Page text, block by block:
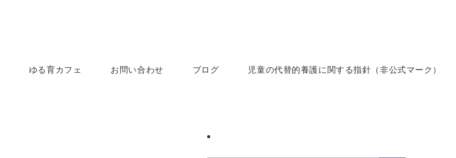
ゆる育カフェ お問い合わせ ブログ 児童の代替的養護に関する指針（非公式マーク）